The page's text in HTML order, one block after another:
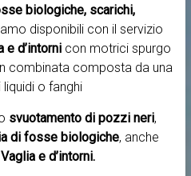
biologiche, scarichi,
disponibili con il servizio
e d’intornicon motrici spurgo
combinata composta da una
liquidi o fanghi
svuotamento di pozzi neri,
di fosse biologiche, anche
e d’intorni.